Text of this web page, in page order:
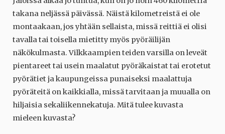
takana neljässä päivässä. Näistä kilometreistä ei ole
montaakaan, jos yhtään sellaista, missä reittiä ei olisi
tavalla tai toisella mietitty myös pyöräilijän
näkökulmasta. Vilkkaampien teiden varsilla on leveät
pientareet tai usein maalatut pyöräkaistat tai erotetut
pyörätiet ja kaupungeissa punaiseksi maalattuja
pyöräteitä on kaikkialla, missä tarvitaan ja muualla on
hiljaisia sekaliikennekatuja. Mitä tulee kuvasta
mieleen kuvasta?